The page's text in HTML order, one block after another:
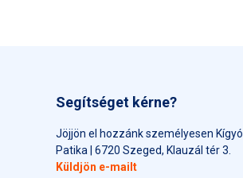
Segítséget kérne?
Jöjjön el hozzánk személyesen Kígyó
Patika | 6720 Szeged, Klauzál tér 3.
Küldjön e-mailt